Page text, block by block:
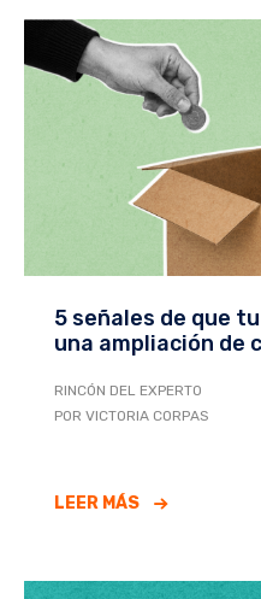
5 señales de que
una ampliación de
RINCÓN DEL EXPERTO
POR VICTORIA CORPAS
LEER MÁS